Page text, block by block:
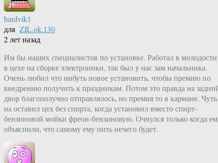
hardvik1
для ZIL.ok.130
2 лет назад
Им бы наших специалистов по установке. Работал в молодости
в цехе на сборке электроники, так был у нас зам начальника.
Очень любил что нибуть новое установить, чтобы премию по
внедрению получить к праздникам. Потом это правда на
двор благополучно отправлялось, но премия то в кармане. Чуть
на оставил цех без спирта, когда установил вместо спирт-
бензиновой мойки фреон-бензиновую. Очнулся только когда
объяснили, что самому ему пить нечего будет.